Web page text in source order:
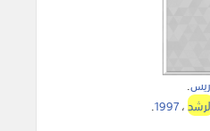
.
،1997
.